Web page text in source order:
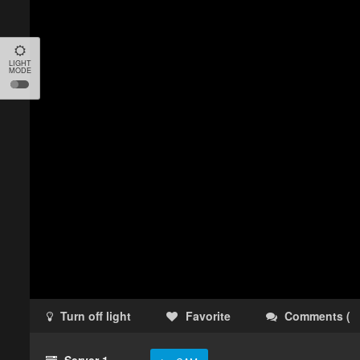
LIGHT
MODE
Turn off light Favorite Comments (